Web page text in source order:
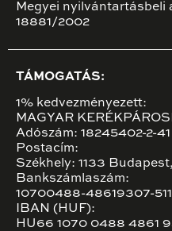
Megyei nyilvántartásbeli
18881/2002
TÁMOGATÁS:
1% kedvezményezett:
MAGYAR
Adószám: 18245402-2-41
Postacím:
Székhely: 1133
Bankszámlaszám:
10700488-48619307-
IBAN (HUF):
HU66 1070 0488 4861